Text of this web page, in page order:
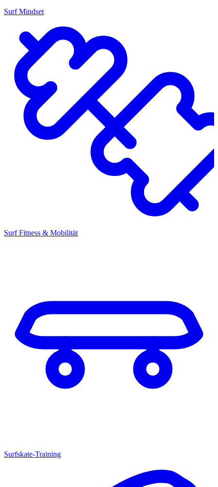
Surf Mindset
Surf Fitness & Mobilität
Surfskate-Training